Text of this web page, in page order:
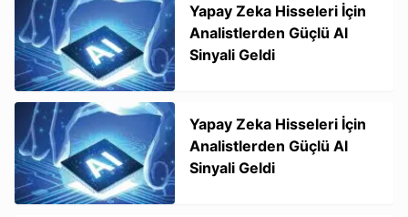
Yapay Zeka Hisseleri İçin
Analistlerden Güçlü Al
Sinyali Geldi
Yapay Zeka Hisseleri İçin
Analistlerden Güçlü Al
Sinyali Geldi